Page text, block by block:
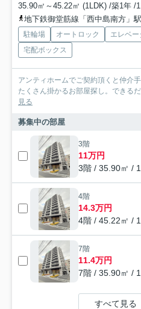
35.90㎡～45.22㎡ (1LDK) /築1年 /
地下鉄御堂筋線「西中島南方」
駐輪場 オートロック エレベー
宅配ボックス
アンティホームでご契約頂くと仲介
たくさん掛かるお部屋探し。できる
見る
募集中の部屋
3階
11万円
3階 / 35.90㎡ /
4階
14.3万円
4階 / 45.22㎡ /
7階
11.4万円
7階 / 35.90㎡ /
すべて見る